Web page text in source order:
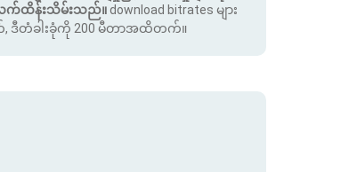
ထိန်းသိမ်းသည်။ download bitrates များ
ဒီတံခါးခုံကို 200 မီတာအထိတက်။